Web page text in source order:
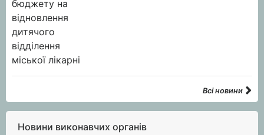
Всі новини
Новини виконавчих органів